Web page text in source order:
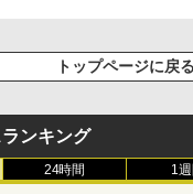
トップページに戻る
ンキング
24時間 1